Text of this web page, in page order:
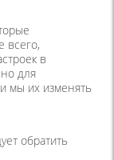
всего,
в
для
мы их изменять
обратить